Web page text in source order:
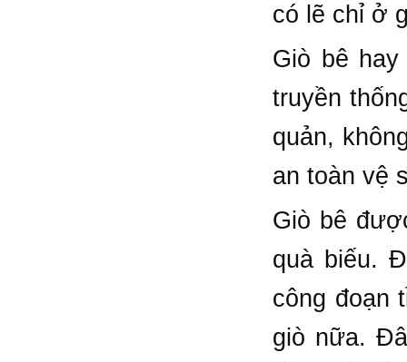
có lẽ chỉ ở
Giò bê
truyền
quản,
an toàn vệ
Giò bê
quà biếu.
công đoạn
giò nữa.